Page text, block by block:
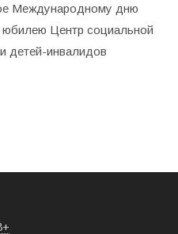
Международному дню
юбилею Центр социальной
детей-инвалидов